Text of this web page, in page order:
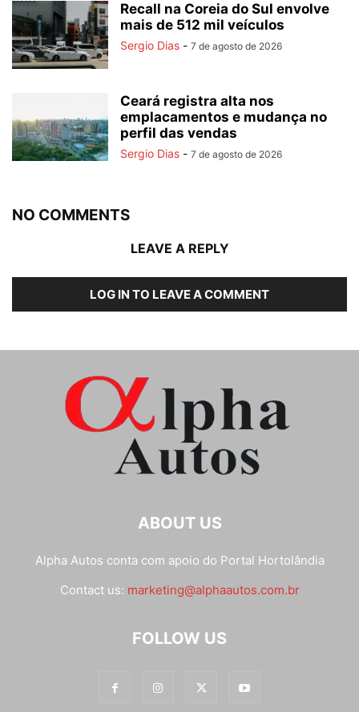
Recall na Coreia do Sul envolve
mais de 512 mil veículos
Sergio Dias - 7 de agosto de 2026
Ceará registra alta nos
emplacamentos e mudança no
perfil das vendas
Sergio Dias - 7 de agosto de 2026
NO COMMENTS
LEAVE A REPLY
LOG IN TO LEAVE A COMMENT
ABOUT US
Alpha Autos conta com apoio do Portal Hortolândia
Contact us: marketing@alphaautos.com.br
FOLLOW US